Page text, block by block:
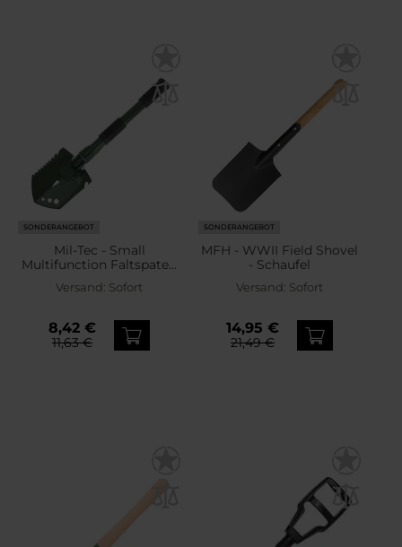
SONDERANGEBOT
Mil-Tec - Small
Multifunction Faltspaten
- OD Green
Versand: Sofort
8,42 €
11,63 €
SONDERANGEBOT
MFH - WWII Field Shovel
- Schaufel
Versand: Sofort
14,95 €
21,49 €